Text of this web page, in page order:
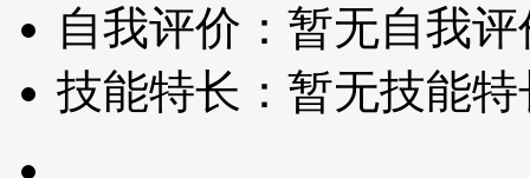
自我评价：暂无自我评
技能特长：暂无技能特